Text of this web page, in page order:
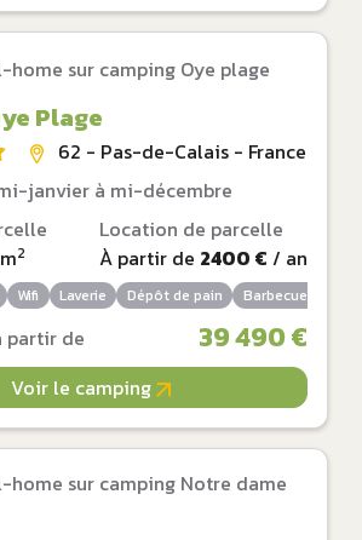
Plage
62 - Pas-de-Calais - France
janvier à mi-décembre
m2
Location de parcelle
À partir de 2400 € / an
Wifi Laverie Dépôt de pain Barbecue
partir de 39 490 €
Voir le camping